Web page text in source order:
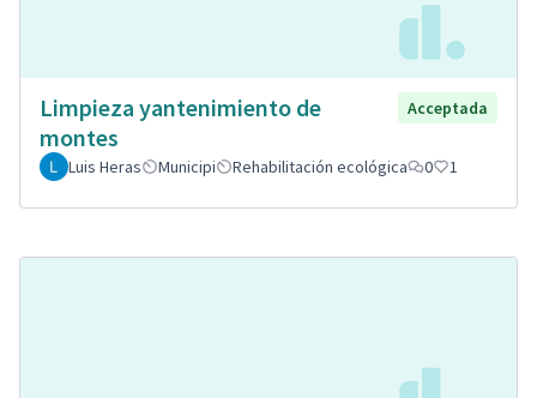
Limpieza yantenimiento de
montes
Acceptada
Luis Heras Municipi Rehabilitación ecológica 0 1